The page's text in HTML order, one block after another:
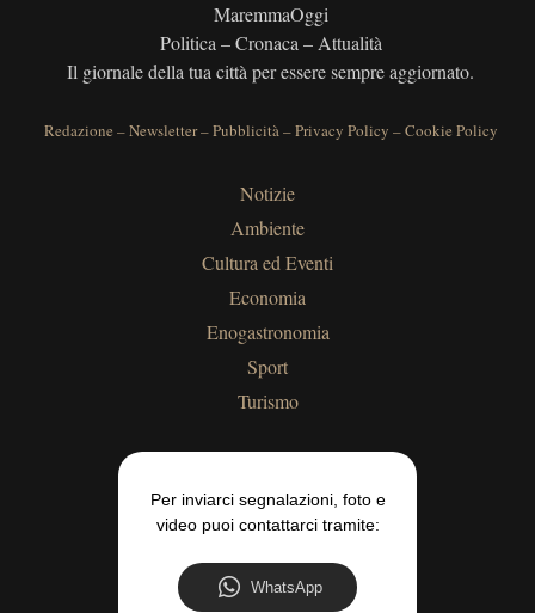
MaremmaOggi
Politica – Cronaca – Attualità
Il giornale della tua città per essere sempre aggiornato.
Redazione –Newsletter–Pubblicità–Privacy Policy –Cookie Policy
Notizie
Ambiente
Cultura ed Eventi
Economia
Enogastronomia
Sport
Turismo
Per inviarci segnalazioni, foto e
video puoi contattarci tramite:
WhatsApp